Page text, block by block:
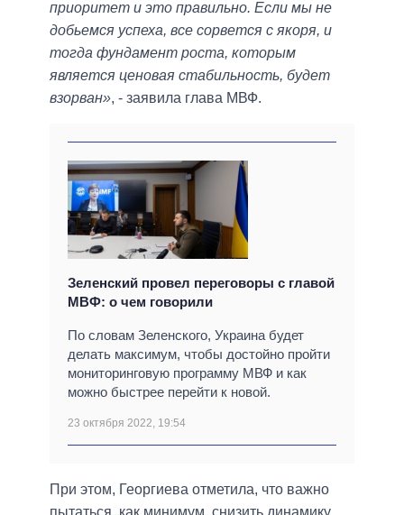
приоритет и это правильно. Если мы не
добьемся успеха, все сорвется с якоря, и
тогда фундамент роста, которым
является ценовая стабильность, будет
взорван», - заявила глава МВФ.
Зеленский провел переговоры с главой
МВФ: о чем говорили
По словам Зеленского, Украина будет
делать максимум, чтобы достойно пройти
мониторинговую программу МВФ и как
можно быстрее перейти к новой.
23 октября 2022, 19:54
При этом, Георгиева отметила, что важно